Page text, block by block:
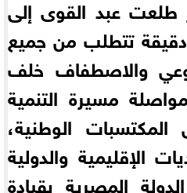
طلعت عبد القوى إلى
تتطلب من جميع
والاصطفاف خلف
مسيرة التنمية
المكتسبات الوطنية،
الإقليمية والدولية
المصرية بقيادة